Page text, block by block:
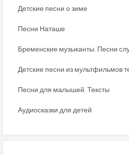
Детские песни о зиме
Песни Наташе
Бременские музыканты. Песни
Детские песни из мультфильмов
Песни для малышей. Тексты
Аудиосказки для детей